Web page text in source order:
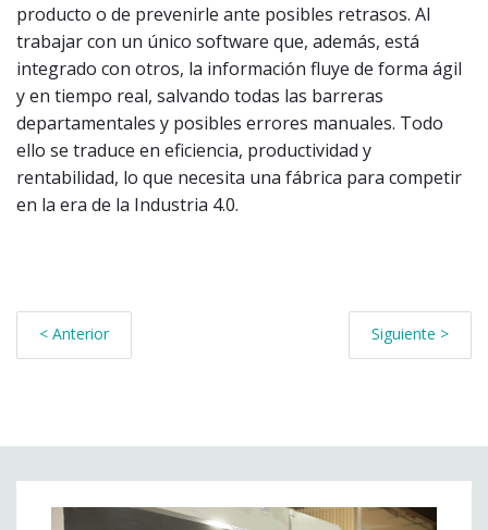
producto o de prevenirle ante posibles retrasos. Al
trabajar con un único software que, además, está
integrado con otros, la información fluye de forma ágil
y en tiempo real, salvando todas las barreras
departamentales y posibles errores manuales. Todo
ello se traduce en eficiencia, productividad y
rentabilidad, lo que necesita una fábrica para competir
en la era de la Industria 4.0.
< Anterior Siguiente >